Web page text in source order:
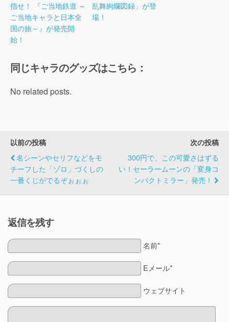
指せ！ 『ご当地鉄道 ～
ご当地キャラと日本全
国の旅～』が発売開
始！
乱舞絢爛図録」が登
場！
同じキャラのグッズはこちら：
No related posts.
以前の投稿
名シーンやセリフなどをモ
チーフした「ゾロ」づくしの
一番くじがでるぞぉぉぉ
次の投稿
300円で、この可愛さはずる
い！セーラームーンの「変身コ
ンパクトミラー」発売！
返信を残す
名前*
Eメール*
ウェブサイト